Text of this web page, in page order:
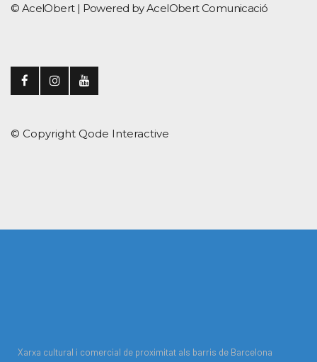
© AcelObert | Powered by AcelObert Comunicació
© Copyright Qode Interactive
Xarxa cultural i comercial de proximitat als barris de Barcelona